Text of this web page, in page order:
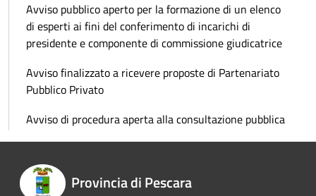
Avviso pubblico aperto per la formazione di un elenco
di esperti ai fini del conferimento di incarichi di
presidente e componente di commissione giudicatrice
Avviso finalizzato a ricevere proposte di Partenariato
Pubblico Privato
Avviso di procedura aperta alla consultazione pubblica
Provincia di Pescara